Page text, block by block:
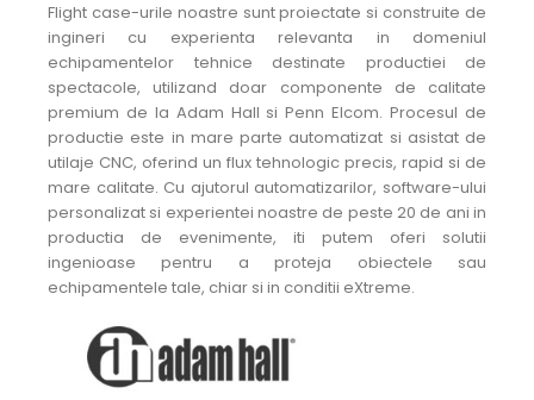
Flight case-urile noastre sunt proiectate si construite de
ingineri cu experienta relevanta in domeniul
echipamentelor tehnice destinate productiei de
spectacole, utilizand doar componente de calitate
premium de la Adam Hall si Penn Elcom. Procesul de
productie este in mare parte automatizat si asistat de
utilaje CNC, oferind un flux tehnologic precis, rapid si de
mare calitate. Cu ajutorul automatizarilor, software-ului
personalizat si experientei noastre de peste 20 de ani in
productia de evenimente, iti putem oferi solutii
ingenioase pentru a proteja obiectele sau
echipamentele tale, chiar si in conditii eXtreme.